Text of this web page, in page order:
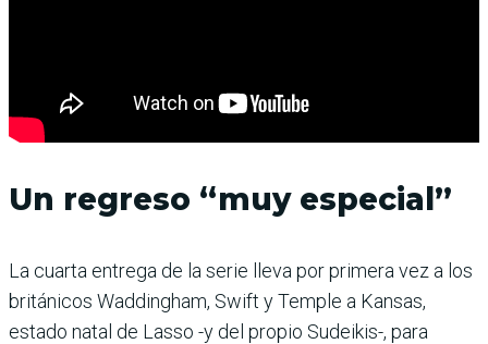
Un regreso “muy especial”
La cuarta entrega de la serie lleva por primera vez a los
británicos Waddingham, Swift y Temple a Kansas,
estado natal de Lasso -y del propio Sudeikis-, para